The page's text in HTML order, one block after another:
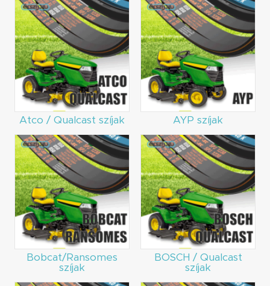
Atco / Qualcast szíjak AYP szíjak
Bobcat/Ransomes
szíjak
BOSCH / Qualcast
szíjak